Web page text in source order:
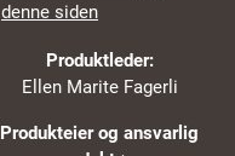
denne siden
Produktleder:
Ellen Marite Fagerli
Produkteier og ansvarlig